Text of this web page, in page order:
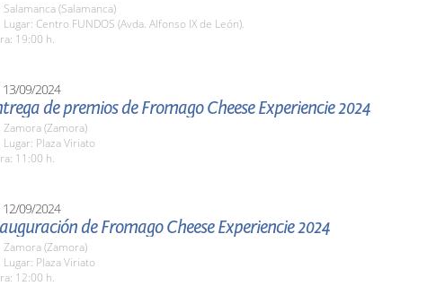
Salamanca (Salamanca)
Lugar: Centro FUNDOS (Avda. Alfonso IX de León).
19:00 h.
13/09/2024
de premios de Fromago Cheese Experiencie 2024
Zamora (Zamora)
Lugar: Plaza Viriato
11:00 h.
12/09/2024
de Fromago Cheese Experiencie 2024
Zamora (Zamora)
Lugar: Plaza Viriato
12:00 h.